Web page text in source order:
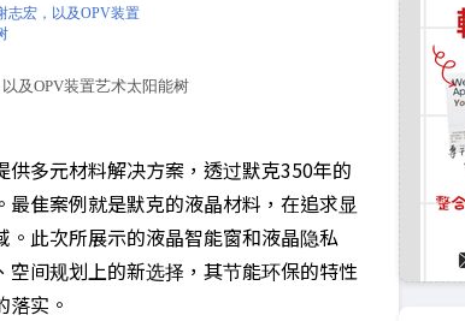
及OPV装置艺术太阳能树
多元材料解决方案，透过默克350年的
隹案例就是默克的液晶材料，在追求显
此次所展示的液晶智能窗和液晶隐私
间规划上的新选择，其节能环保的特性
实。